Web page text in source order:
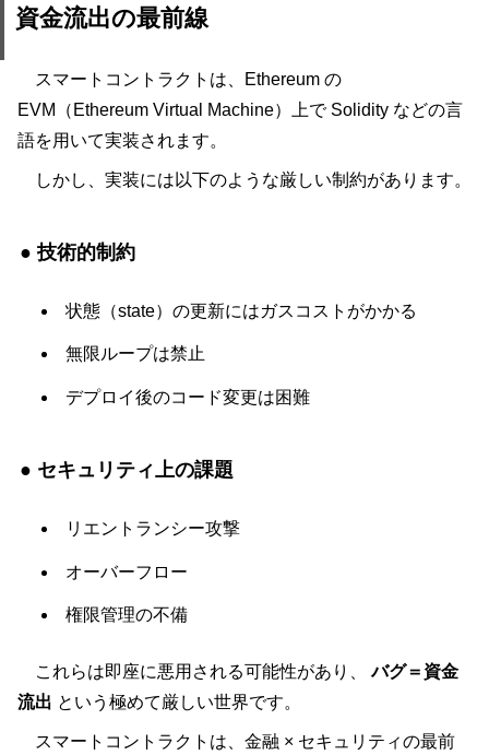
資金流出の最前線
スマートコントラクトは、Ethereum の
EVM（Ethereum Virtual Machine）上で Solidity などの言
語を用いて実装されます。
しかし、実装には以下のような厳しい制約があります。
● 技術的制約
状態（state）の更新にはガスコストがかかる
無限ループは禁止
デプロイ後のコード変更は困難
● セキュリティ上の課題
リエントランシー攻撃
オーバーフロー
権限管理の不備
これらは即座に悪用される可能性があり、バグ＝資金
流出 という極めて厳しい世界です。
スマートコントラクトは、金融 × セキュリティの最前